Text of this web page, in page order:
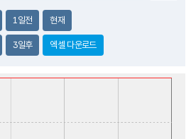
1일전 현재
3일후 엑셀 다운로드